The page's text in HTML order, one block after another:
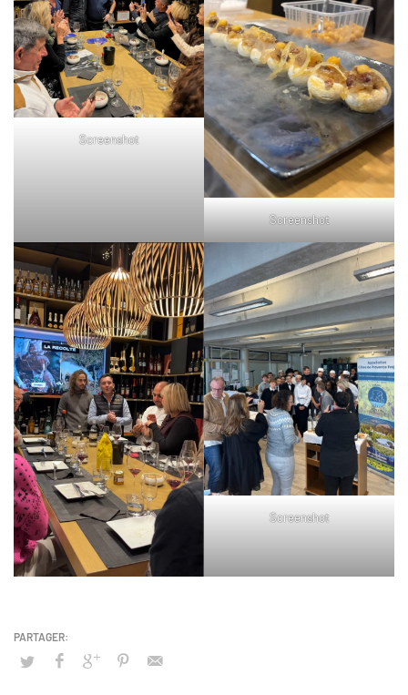
Screenshot
Screenshot
Screenshot